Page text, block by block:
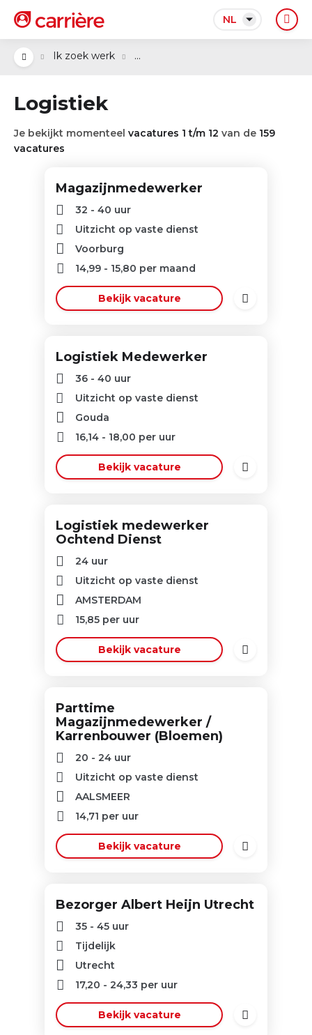
NL
Ik zoek werk ...
Logistiek
Je bekijkt momenteel vacatures 1 t/m 12 van de 159
vacatures
Magazijnmedewerker
32 - 40 uur
Uitzicht op vaste dienst
Voorburg
14,99 - 15,80 per maand
Bekijk vacature
Logistiek Medewerker
36 - 40 uur
Uitzicht op vaste dienst
Gouda
16,14 - 18,00 per uur
Bekijk vacature
Logistiek medewerker
Ochtend Dienst
24 uur
Uitzicht op vaste dienst
AMSTERDAM
15,85 per uur
Bekijk vacature
Parttime
Magazijnmedewerker /
Karrenbouwer (Bloemen)
20 - 24 uur
Uitzicht op vaste dienst
AALSMEER
14,71 per uur
Bekijk vacature
Bezorger Albert Heijn Utrecht
35 - 45 uur
Tijdelijk
Utrecht
17,20 - 24,33 per uur
Bekijk vacature